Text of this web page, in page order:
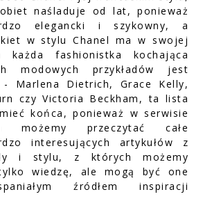
naśladuje od lat, ponieważ
elegancki i szykowny, a
w stylu Chanel ma w swojej
każda fashionistka kochająca
modowych przykładów jest
Marlena Dietrich, Grace Kelly,
czy Victoria Beckham, ta lista
końca, ponieważ w serwisie
możemy przeczytać całe
interesujących artykułów z
i stylu, z których możemy
wiedzę, ale mogą być one
źródłem inspiracji